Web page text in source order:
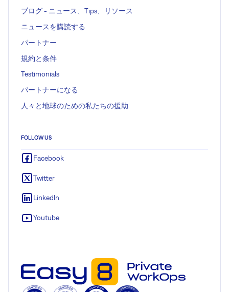
ブログ - ニュース、Tips、リソース
ニュースを購読する
パートナー
規約と条件
Testimonials
パートナーになる
人々と地球のための私たちの援助
FOLLOW US
Facebook
Twitter
LinkedIn
Youtube